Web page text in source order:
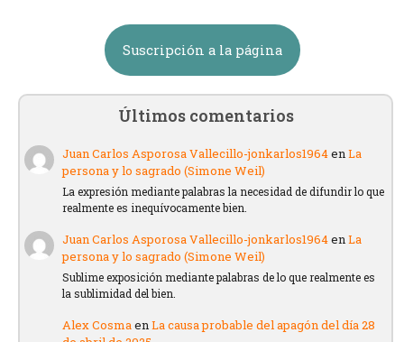
Suscripción a la página
Últimos comentarios
Juan Carlos Asporosa Vallecillo-jonkarlos1964enLa
persona y lo sagrado (Simone Weil)
La expresión mediante palabras la necesidad de difundir lo que
realmente es inequívocamente bien.
Juan Carlos Asporosa Vallecillo-jonkarlos1964enLa
persona y lo sagrado (Simone Weil)
Sublime exposición mediante palabras de lo que realmente es
la sublimidad del bien.
Alex CosmaenLa causa probable del apagón del día 28